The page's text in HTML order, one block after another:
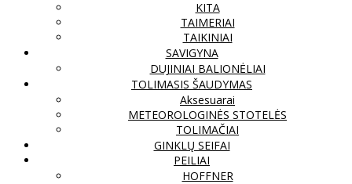
KITA
TAIMERIAI
TAIKINIAI
SAVIGYNA
DUJINIAI BALIONĖLIAI
TOLIMASIS ŠAUDYMAS
Aksesuarai
METEOROLOGINĖS STOTELĖS
TOLIMAČIAI
GINKLŲ SEIFAI
PEILIAI
HOFFNER